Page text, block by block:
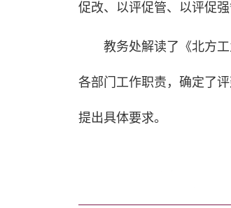
促改、以评促管、以评促
教务处解读了《北方
各部门工作职责，确定了
提出具体要求。